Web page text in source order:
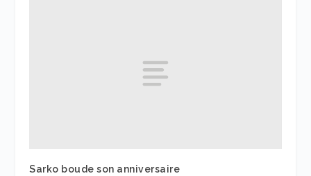
Sarko boude son anniversaire